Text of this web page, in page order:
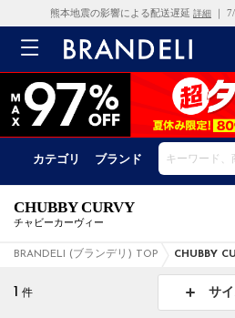
熊本地震の影響による配送遅延 詳細 ｜
カテゴリ ブランド
CHUBBY CURVY
チャビーカーヴィー
BRANDELI (ブランデリ) TOP CHUBBY
1 件 サ